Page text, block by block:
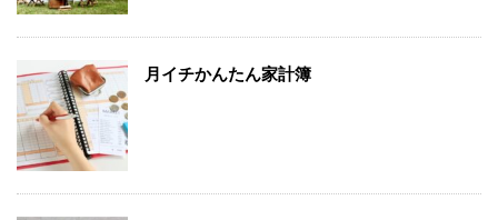
月イチかんたん家計簿